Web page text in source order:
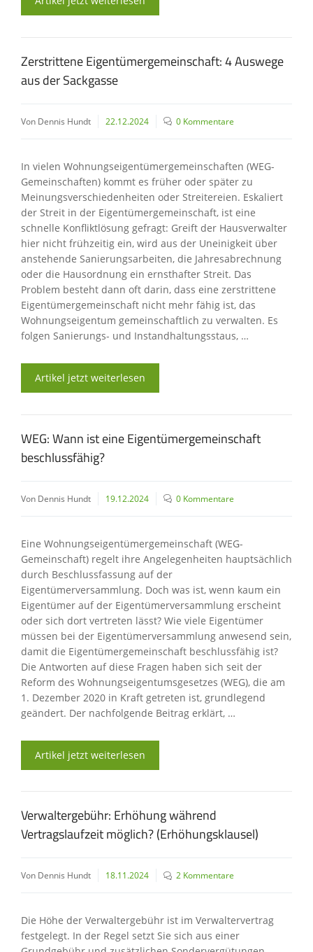
Zerstrittene Eigentümergemeinschaft: 4 Auswege
aus der Sackgasse
Von Dennis Hundt 22.12.2024 0 Kommentare
In vielen Wohnungseigentümergemeinschaften (WEG-
Gemeinschaften) kommt es früher oder später zu
Meinungsverschiedenheiten oder Streitereien. Eskaliert
der Streit in der Eigentümergemeinschaft, ist eine
schnelle Konfliktlösung gefragt: Greift der Hausverwalter
hier nicht frühzeitig ein, wird aus der Uneinigkeit über
anstehende Sanierungsarbeiten, die Jahresabrechnung
oder die Hausordnung ein ernsthafter Streit. Das
Problem besteht dann oft darin, dass eine zerstrittene
Eigentümergemeinschaft nicht mehr fähig ist, das
Wohnungseigentum gemeinschaftlich zu verwalten. Es
folgen Sanierungs- und Instandhaltungsstaus, …
Artikel jetzt weiterlesen
WEG: Wann ist eine Eigentümergemeinschaft
beschlussfähig?
Von Dennis Hundt 19.12.2024 0 Kommentare
Eine Wohnungseigentümergemeinschaft (WEG-
Gemeinschaft) regelt ihre Angelegenheiten hauptsächlich
durch Beschlussfassung auf der
Eigentümerversammlung. Doch was ist, wenn kaum ein
Eigentümer auf der Eigentümerversammlung erscheint
oder sich dort vertreten lässt? Wie viele Eigentümer
müssen bei der Eigentümerversammlung anwesend sein,
damit die Eigentümergemeinschaft beschlussfähig ist?
Die Antworten auf diese Fragen haben sich seit der
Reform des Wohnungseigentumsgesetzes (WEG), die am
1. Dezember 2020 in Kraft getreten ist, grundlegend
geändert. Der nachfolgende Beitrag erklärt, …
Artikel jetzt weiterlesen
Verwaltergebühr: Erhöhung während
Vertragslaufzeit möglich? (Erhöhungsklausel)
Von Dennis Hundt 18.11.2024 2 Kommentare
Die Höhe der Verwaltergebühr ist im Verwaltervertrag
festgelegt. In der Regel setzt Sie sich aus einer